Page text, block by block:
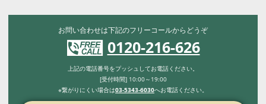
お問い合わせは下記のフリーコールからどうぞ
0120-216-626
上記の電話番号をプッシュしてお電話ください。
[受付時間] 10:00～19:00
※繋がりにくい場合は03-5343-6030へお電話ください。